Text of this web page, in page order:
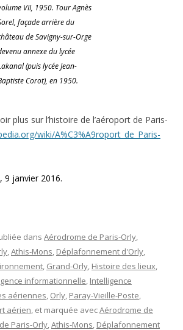
VII, 1950. Tour Agnès
façade arrière du
de Savigny-sur-Orge
annexe du lycée
(puis lycée Jean-
Corot), en 1950.
plus sur l’histoire de l’aéroport de Paris-
wiki/A%C3%A9roport_de_Paris-
9 janvier 2016.
dans Aérodrome de Paris-Orly,
,Athis-Mons, Déplafonnement d'Orly,
, Grand-Orly, Histoire des lieux,
informationnelle, Intelligence
aériennes, Orly, Paray-Vieille-Poste,
aérien, et marquée avecAérodrome de
Paris-Orly,Athis-Mons, Déplafonnement